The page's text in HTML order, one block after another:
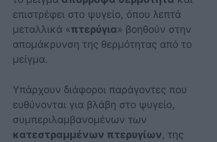
επιστρέφει στο ψυγείο, όπου λεπτά
μεταλλικά «πτερύγια» βοηθούν στην
απομάκρυνση της θερμότητας από το
μείγμα.
Υπάρχουν διάφοροι παράγοντες που
ευθύνονται για βλάβη στο ψυγείο,
συμπεριλαμβανομένων των
κατεστραμμένων πτερυγίων, της